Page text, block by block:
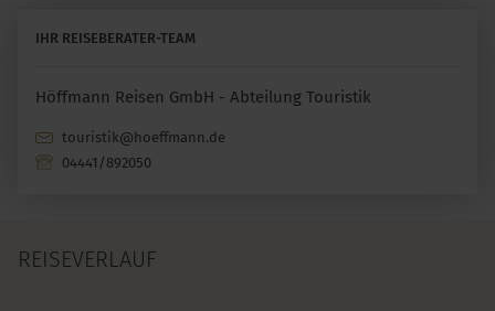
IHR REISEBERATER-TEAM
Höffmann Reisen GmbH - Abteilung Touristik
touristik@hoeffmann.de
04441/892050
REISEVERLAUF